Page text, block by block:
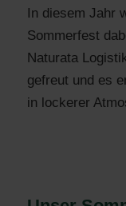
In diesem Jahr
Sommerfest
Naturata
gefreut und es
in lockerer